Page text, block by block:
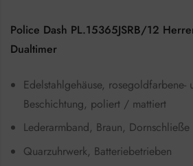
Police Dash PL.15365JSRB/12
Dualtimer
Edelstahlgehäuse, rosegoldfarbene-
Beschichtung, poliert / mattiert
Lederarmband, Braun, Dornschließe
Quarzuhrwerk, Batteriebetrieben